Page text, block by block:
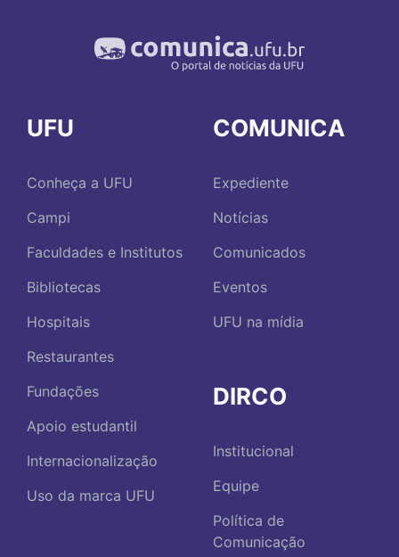
UFU
Conheça a UFU
Campi
Faculdades e Institutos
Bibliotecas
Hospitais
Restaurantes
Fundações
Apoio estudantil
Internacionalização
Uso da marca UFU
COMUNICA
Expediente
Notícias
Comunicados
Eventos
UFU na mídia
DIRCO
Institucional
Equipe
Política de
Comunicação